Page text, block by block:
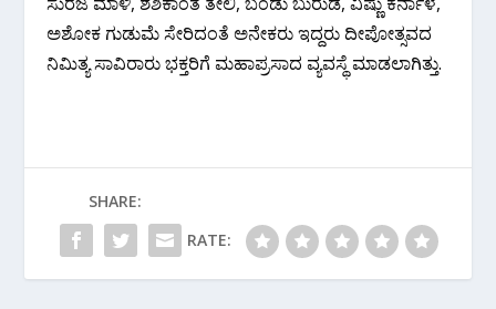
ಅಶೋಕ ಗುಡುಮೆ ಸೇರಿದಂತೆ ಅನೇಕರು ಇದ್ದರು ದೀಪೋತ್ಸವದ
ನಿಮಿತ್ಯ ಸಾವಿರಾರು ಭಕ್ತರಿಗೆ ಮಹಾಪ್ರಸಾದ ವ್ಯವಸ್ಥೆ ಮಾಡಲಾಗಿತ್ತು.
SHARE:
RATE: